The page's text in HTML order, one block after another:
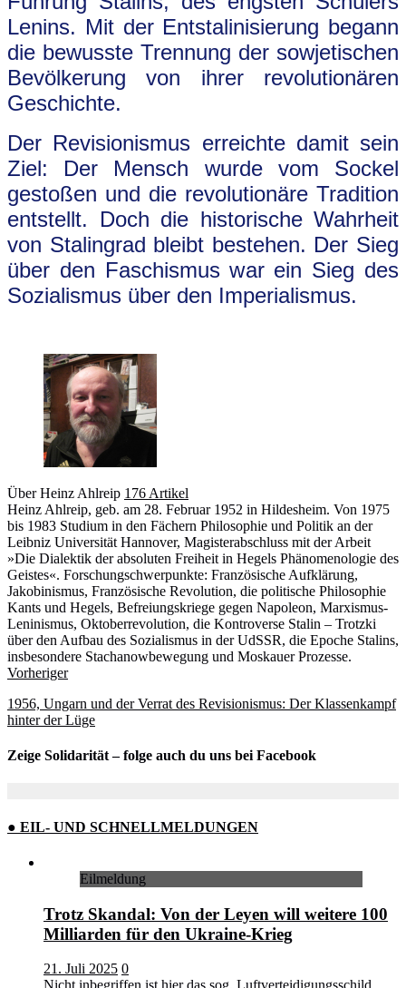
Lenins. Mit der Entstalinisierung begann
die bewusste Trennung der sowjetischen
Bevölkerung von ihrer revolutionären
Geschichte.
Der Revisionismus erreichte damit sein
Ziel: Der Mensch wurde vom Sockel
gestoßen und die revolutionäre Tradition
entstellt. Doch die historische Wahrheit
von Stalingrad bleibt bestehen. Der Sieg
über den Faschismus war ein Sieg des
Sozialismus über den Imperialismus.
Über Heinz Ahlreip 176 Artikel
Heinz Ahlreip, geb. am 28. Februar 1952 in Hildesheim. Von 1975
bis 1983 Studium in den Fächern Philosophie und Politik an der
Leibniz Universität Hannover, Magisterabschluss mit der Arbeit
»Die Dialektik der absoluten Freiheit in Hegels Phänomenologie des
Geistes«. Forschungschwerpunkte: Französische Aufklärung,
Jakobinismus, Französische Revolution, die politische Philosophie
Kants und Hegels, Befreiungskriege gegen Napoleon, Marxismus-
Leninismus, Oktoberrevolution, die Kontroverse Stalin – Trotzki
über den Aufbau des Sozialismus in der UdSSR, die Epoche Stalins,
insbesondere Stachanowbewegung und Moskauer Prozesse.
Webseite
Vorheriger
1956, Ungarn und der Verrat des Revisionismus: Der Klassenkampf
hinter der Lüge
Zeige Solidarität – folge auch du uns bei Facebook
● EIL- UND SCHNELLMELDUNGEN
Eilmeldung
Trotz Skandal: Von der Leyen will weitere 100
Milliarden für den Ukraine-Krieg
21. Juli 2025 0